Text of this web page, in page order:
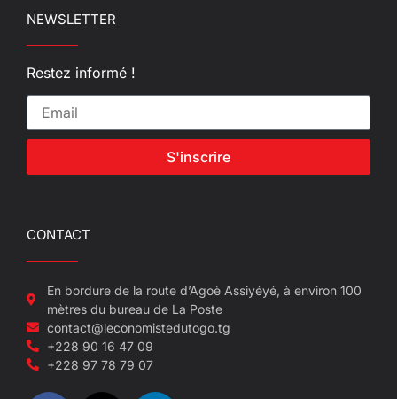
NEWSLETTER
Restez informé !
S'inscrire
CONTACT
En bordure de la route d’Agoè Assiyéyé, à environ 100
mètres du bureau de La Poste
contact@leconomistedutogo.tg
+228 90 16 47 09
+228 97 78 79 07